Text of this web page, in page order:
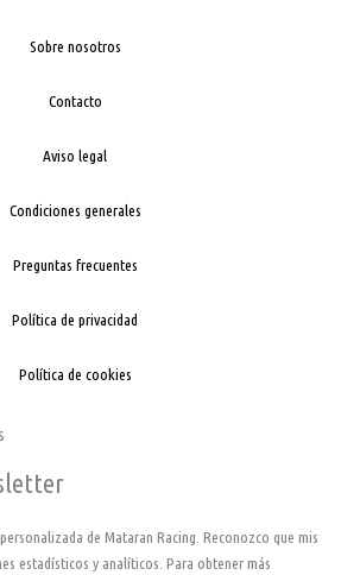
Sobre nosotros
Contacto
Aviso legal
Condiciones generales
Preguntas frecuentes
Política de privacidad
Política de cookies
de Mataran Racing. Reconozco que mis
estadísticos y analíticos. Para obtener más